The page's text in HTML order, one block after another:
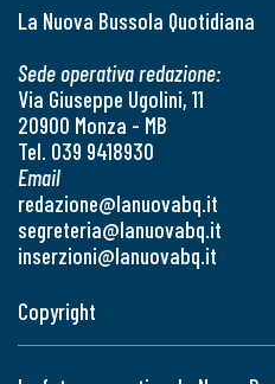
La Nuova Bussola Quotidiana
Sede operativa redazione:
Via Giuseppe Ugolini, 11
20900 Monza - MB
Tel. 039 9418930
Email
redazione@lanuovabq.it
segreteria@lanuovabq.it
inserzioni@lanuovabq.it
Copyright